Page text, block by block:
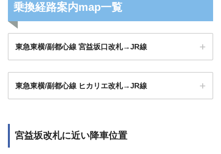
乗換経路案内map一覧
東急東横/副都心線 宮益坂口改札→JR線
東急東横/副都心線 ヒカリエ改札→JR線
宮益坂改札に近い降車位置